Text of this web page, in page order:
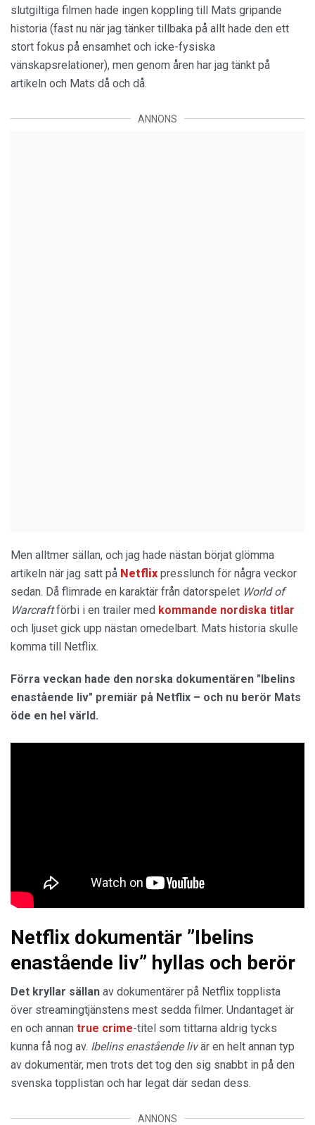
slutgiltiga filmen hade ingen koppling till Mats gripande
historia (fast nu när jag tänker tillbaka på allt hade den ett
stort fokus på ensamhet och icke-fysiska
vänskapsrelationer), men genom åren har jag tänkt på
artikeln och Mats då och då.
ANNONS
Men alltmer sällan, och jag hade nästan börjat glömma
artikeln när jag satt på Netflix presslunch för några veckor
sedan. Då flimrade en karaktär från datorspelet World of
Warcraftförbi i en trailer med kommande nordiska titlar
och ljuset gick upp nästan omedelbart. Mats historia skulle
komma till Netflix.
Förra veckan hade den norska dokumentären "Ibelins
enastående liv" premiär på Netflix – och nu berör Mats
öde en hel värld.
Netflix dokumentär ”Ibelins
enastående liv” hyllas och berör
Det kryllar sällan av dokumentärer på Netflix topplista
över streamingtjänstens mest sedda filmer. Undantaget är
en och annan true crime-titel som tittarna aldrig tycks
kunna få nog av. Ibelins enastående livär en helt annan typ
av dokumentär, men trots det tog den sig snabbt in på den
svenska topplistan och har legat där sedan dess.
ANNONS